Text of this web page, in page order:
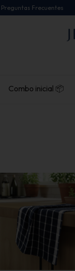
Preguntas Frecuentes
Combo inicial 📦